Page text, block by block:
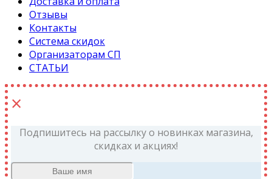
Отзывы
Контакты
Система скидок
Организаторам СП
СТАТЬИ
×
Подпишитесь на рассылку о новинках магазина,
скидках и акциях!